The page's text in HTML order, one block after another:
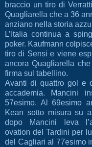
braccio un tiro di
Quagliarella che a 36
anziano nella storia
L’Italia continua a
poker. Kaufmann
tiro di Sensi e viene
ancora Quagliarella
firma sul tabellino.
Avanti di quattro gol e
accademia. Mancini
57esimo. Al 69esimo
Kean sotto misura su
dopo Mancini leva
ovation del Tardini per
del Cagliari al 77esimo